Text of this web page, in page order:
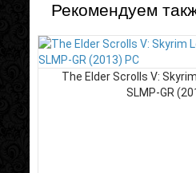
Рекомендуем
The Elder Scrolls V:
SLMP-GR